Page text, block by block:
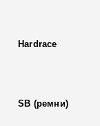
Hardrace
SB (ремни)